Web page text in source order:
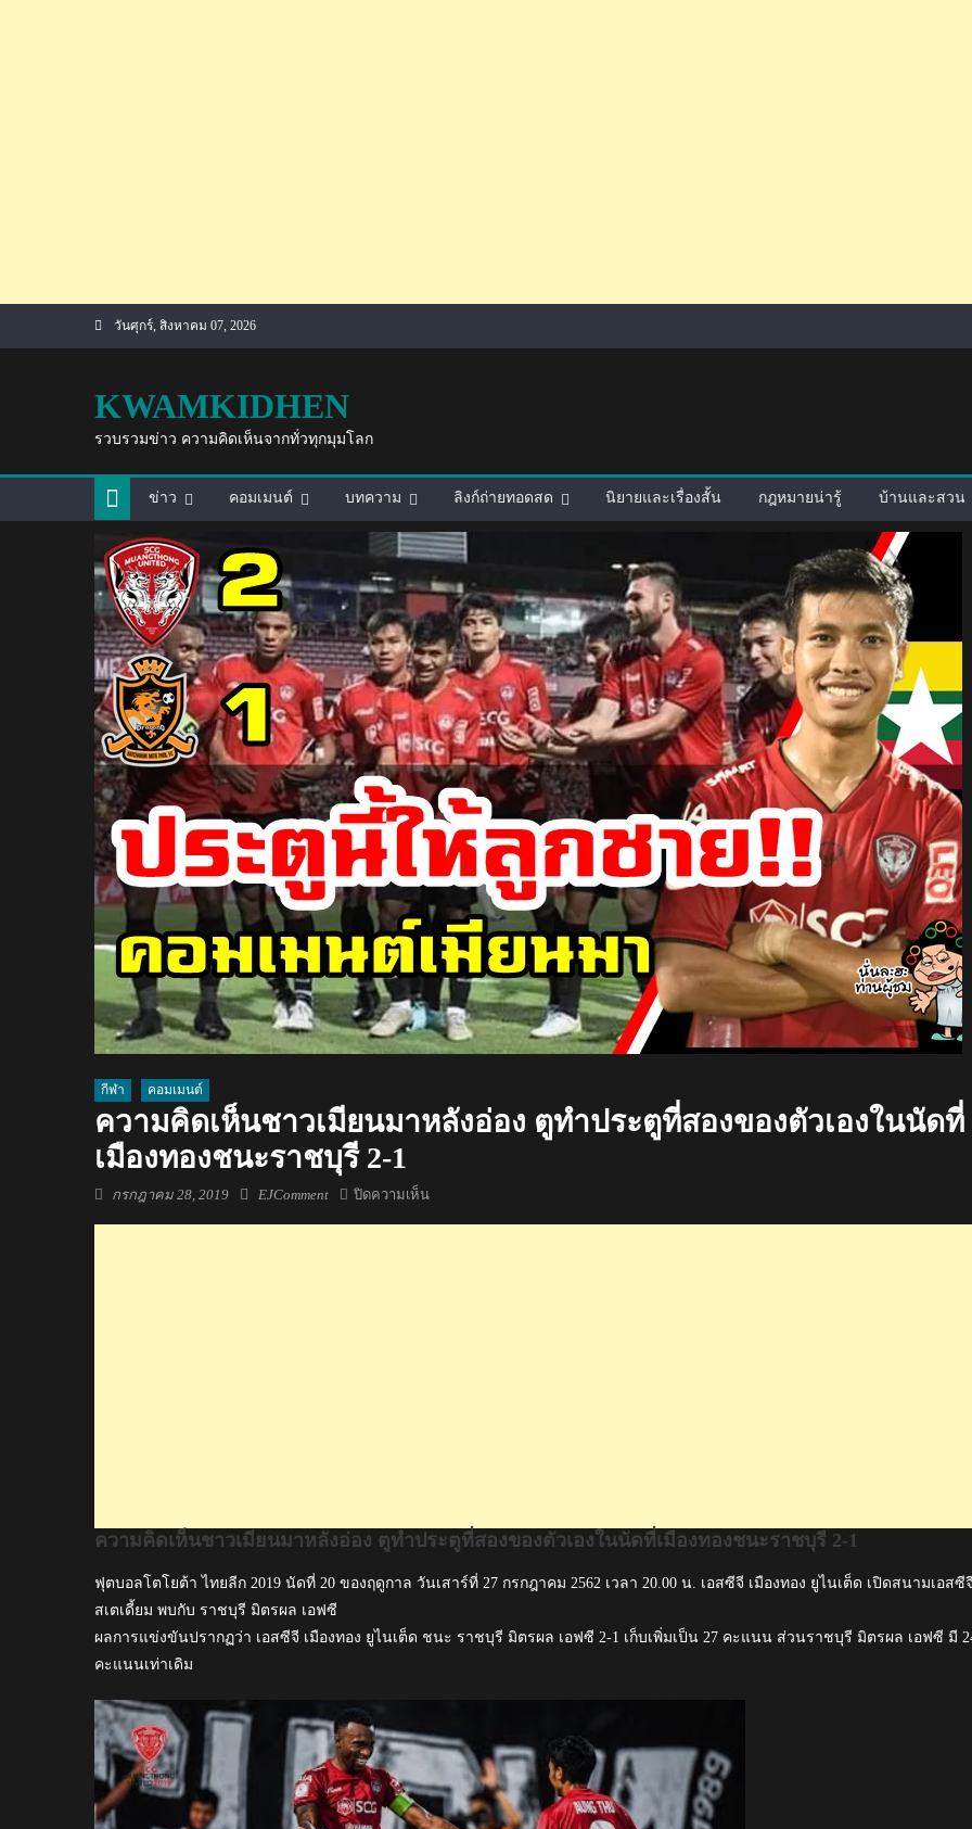
วันศุกร์, สิงหาคม 07, 2026
KWAMKIDHEN
รวบรวมข่าว ความคิดเห็นจากทั่วทุกมุมโลก
ข่าว คอมเมนต์ บทความ ลิงก์ถ่ายทอดสด นิยายและเรื่องสั้น กฎหมายน่ารู้ บ้านและสวน
กีฬา คอมเมนต์
ความคิดเห็นชาวเมียนมาหลังอ่อง ตูทำประตูที่สองของตัวเองในนัดที่
เมืองทองชนะราชบุรี 2-1
Posted
กรกฎาคม 28, 2019 Author
EJComment ปิดความเห็น
ของ
เอง
นัด
ราชบุรี
1
ความคิดเห็นชาวเมียนมาหลังอ่อง ตูทำประตูที่สองของตัวเองในนัดที่เมืองทองชนะราชบุรี 2-1
ฟุตบอลโตโยต้า ไทยลีก 2019 นัดที่ 20 ของฤดูกาล วันเสาร์ที่ 27 กรกฎาคม 2562 เวลา 20.00 น. เอสซีจี เมืองทอง ยูไนเต็ด เปิดสนามเอสซี
สเตเดี้ยม พบกับ ราชบุรี มิตรผล เอฟซี
ผลการแข่งขันปรากฏว่า เอสซีจี เมืองทอง ยูไนเต็ด ชนะ ราชบุรี มิตรผล เอฟซี 2-1 เก็บเพิ่มเป็น 27 คะแนน ส่วนราชบุรี มิตรผล เอฟซี มี
คะแนนเท่าเดิม